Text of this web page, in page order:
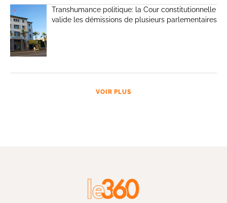
Transhumance politique: la Cour constitutionnelle
valide les démissions de plusieurs parlementaires
VOIR PLUS